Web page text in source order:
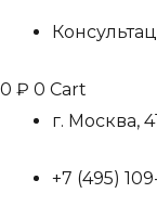
0 ₽ 0 Cart
г. Москва,
+7 (495)